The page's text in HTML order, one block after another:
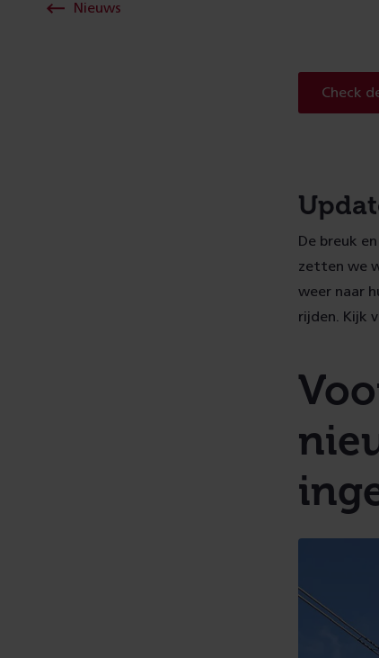
Nieuws
Check
De breuk
zetten we
weer naar
rijden. Kijk